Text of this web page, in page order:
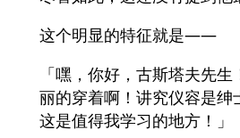
这个明显的特征就是——
「嘿，你好，古斯塔夫先
丽的穿着啊！讲究仪容是绅
这是值得我学习的地方！」